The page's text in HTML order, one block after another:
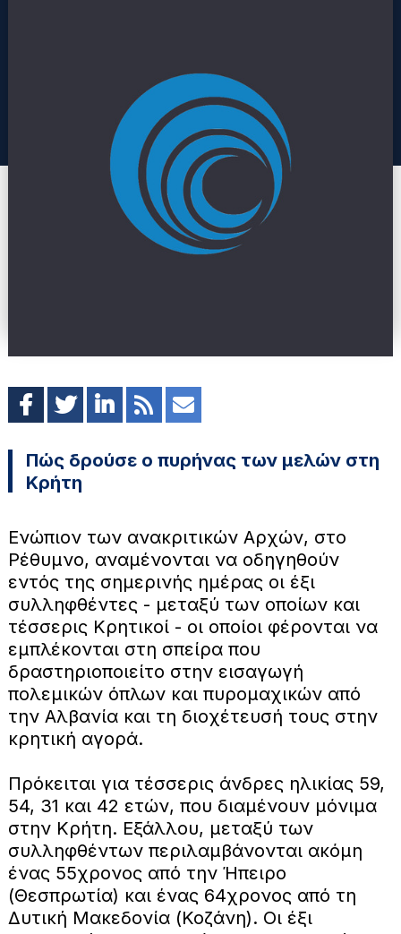
Πώς δρούσε ο πυρήνας των μελών στη
Κρήτη
Ενώπιον των ανακριτικών Αρχών, στο
Ρέθυμνο, αναμένονται να οδηγηθούν
εντός της σημερινής ημέρας οι έξι
συλληφθέντες - μεταξύ των οποίων και
τέσσερις Κρητικοί - οι οποίοι φέρονται να
εμπλέκονται στη σπείρα που
δραστηριοποιείτο στην εισαγωγή
πολεμικών όπλων και πυρομαχικών από
την Αλβανία και τη διοχέτευσή τους στην
κρητική αγορά.
Πρόκειται για τέσσερις άνδρες ηλικίας 59,
54, 31 και 42 ετών, που διαμένουν μόνιμα
στην Κρήτη. Εξάλλου, μεταξύ των
συλληφθέντων περιλαμβάνονται ακόμη
ένας 55χρονος από την Ήπειρο
(Θεσπρωτία) και ένας 64χρονος από τη
Δυτική Μακεδονία (Κοζάνη). Οι έξι